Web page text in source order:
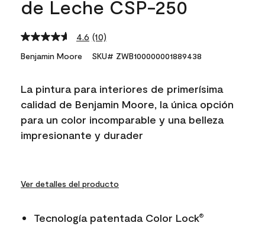
de Leche CSP-250
4.6 Read
10
Reviews.
link.
(10)
Benjamin Moore SKU# ZWB100000001889438
La pintura para interiores de primerísima
calidad de Benjamin Moore, la única opción
para un color incomparable y una belleza
impresionante y durader
Ver detalles del producto
Tecnología patentada Color Lock®